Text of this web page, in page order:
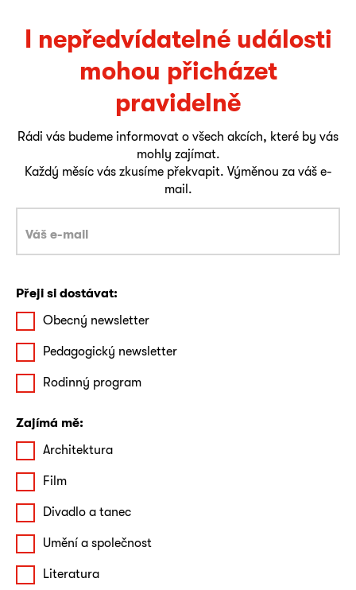
I nepředvídatelné události
mohou přicházet
pravidelně
Rádi vás budeme informovat o všech akcích, které by vás
mohly zajímat.
Každý měsíc vás zkusíme překvapit. Výměnou za váš e-
mail.
Přeji si dostávat:
Obecný newsletter
Pedagogický newsletter
Rodinný program
Zajímá mě:
Architektura
Film
Divadlo a tanec
Umění a společnost
Literatura